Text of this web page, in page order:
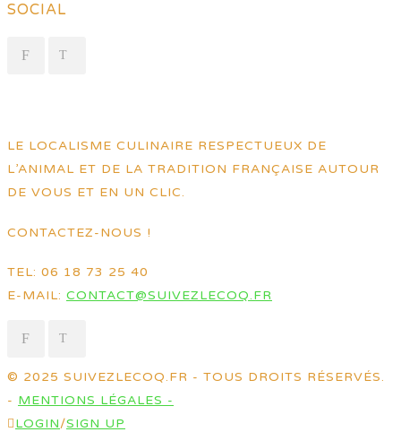
SOCIAL
LE LOCALISME CULINAIRE RESPECTUEUX DE
L’ANIMAL ET DE LA TRADITION FRANÇAISE AUTOUR
DE VOUS ET EN UN CLIC.
CONTACTEZ-NOUS !
TEL: 06 18 73 25 40
E-MAIL: CONTACT@SUIVEZLECOQ.FR
© 2025 SUIVEZLECOQ.FR - TOUS DROITS RÉSERVÉS.
- MENTIONS LÉGALES -
LOGIN/SIGN UP